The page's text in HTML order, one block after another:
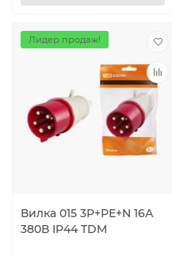
Лидер продаж!
Вилка 015 3Р+РЕ+N 16А
380В IP44 TDM